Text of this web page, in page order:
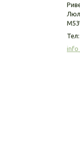
Тел: